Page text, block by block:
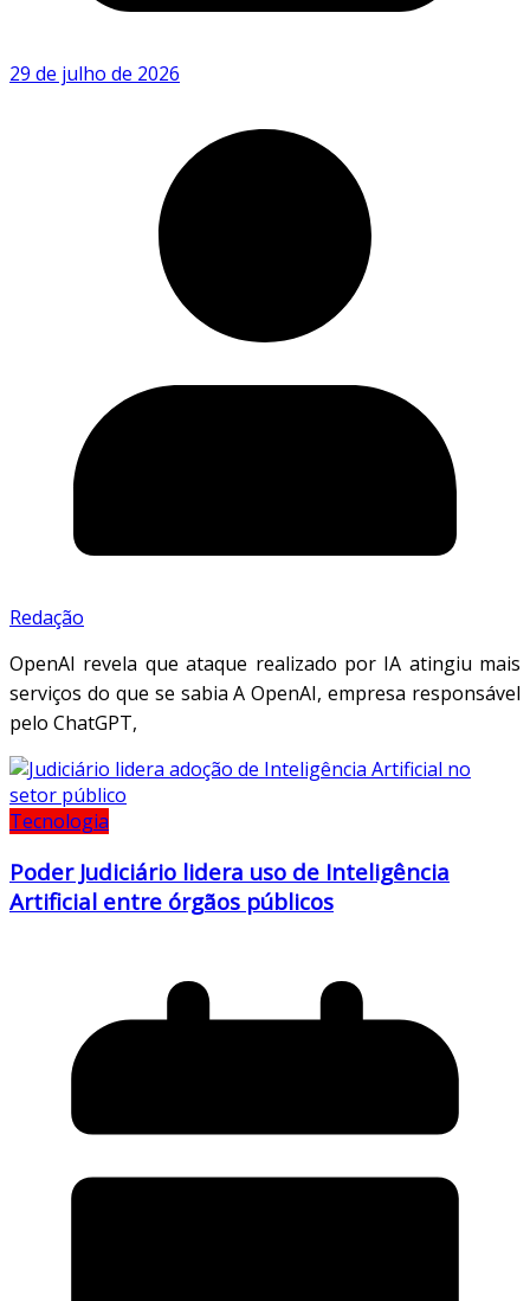
29 de julho de 2026
Redação
OpenAI revela que ataque realizado por IA atingiu mais
serviços do que se sabia A OpenAI, empresa responsável
pelo ChatGPT,
Tecnologia
Poder Judiciário lidera uso de Inteligência
Artificial entre órgãos públicos